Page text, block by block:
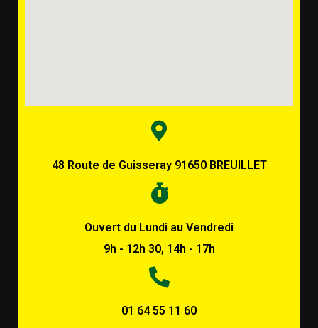
48 Route de Guisseray 91650 BREUILLET
Ouvert du Lundi au Vendredi
9h - 12h 30, 14h - 17h
01 64 55 11 60